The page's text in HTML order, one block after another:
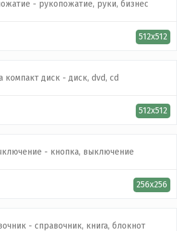
512x512
512x512
256x256